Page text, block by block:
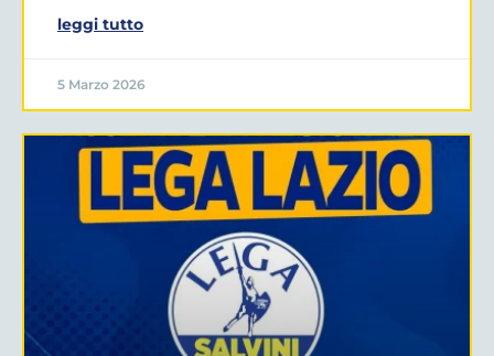
leggi tutto
5 Marzo 2026